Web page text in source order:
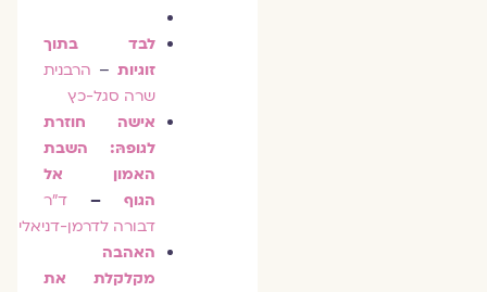
לבד בתוך
זוגיות–הרבנית
שרה סגל-כץ
אישה חוזרת
לגופהּ: השבת
האמון אל
הגוף–
ד"ר
דבורהלדרמן-דניאלי
האהבה
מקלקלת את